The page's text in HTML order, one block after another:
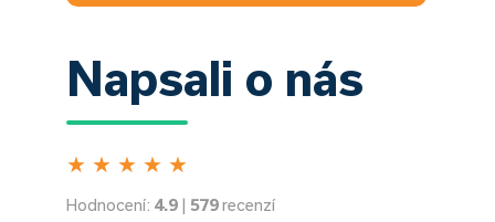
Napsali o nás
★ ★ ★ ★ ★
Hodnocení: 4.9 | 579recenzí